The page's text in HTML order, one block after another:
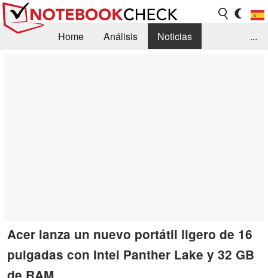
Home Análisis
Noticias
...
Acer lanza un nuevo portátil ligero de 16
pulgadas con Intel Panther Lake y 32 GB